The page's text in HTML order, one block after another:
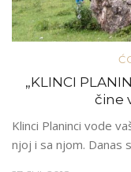
„KLINCI
čine
Klinci Planinci vode
njoj i sa njom. Danas